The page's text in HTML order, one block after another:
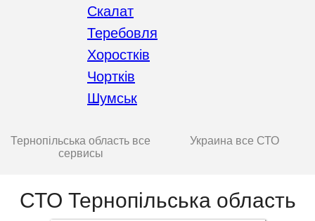
Скалат
Теребовля
Хоростків
Чортків
Шумськ
Тернопільська область все
сервисы
Украина все СТО
СТО Тернопільська область